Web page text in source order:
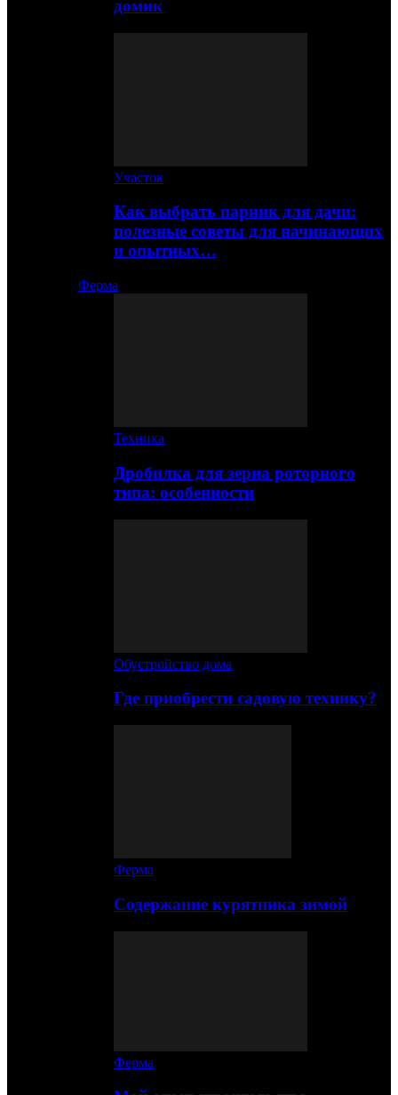
домик
Участок
Как выбрать парник для дачи:
полезные советы для начинающих
и опытных…
Ферма
Техника
Дробилка для зерна роторного
типа: особенности
Обустройство дома
Где приобрести садовую технику?
Ферма
Содержание курятника зимой
Ферма